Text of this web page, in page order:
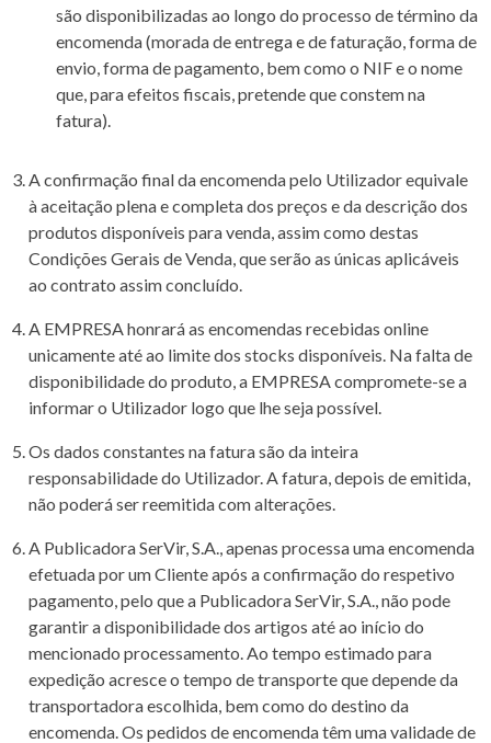
são disponibilizadas ao longo do processo de término da
encomenda (morada de entrega e de faturação, forma de
envio, forma de pagamento, bem como o NIF e o nome
que, para efeitos fiscais, pretende que constem na
fatura).
A confirmação final da encomenda pelo Utilizador equivale
à aceitação plena e completa dos preços e da descrição dos
produtos disponíveis para venda, assim como destas
Condições Gerais de Venda, que serão as únicas aplicáveis
ao contrato assim concluído.
A EMPRESA honrará as encomendas recebidas online
unicamente até ao limite dos stocks disponíveis. Na falta de
disponibilidade do produto, a EMPRESA compromete-se a
informar o Utilizador logo que lhe seja possível.
Os dados constantes na fatura são da inteira
responsabilidade do Utilizador. A fatura, depois de emitida,
não poderá ser reemitida com alterações.
A Publicadora SerVir, S.A., apenas processa uma encomenda
efetuada por um Cliente após a confirmação do respetivo
pagamento, pelo que a Publicadora SerVir, S.A., não pode
garantir a disponibilidade dos artigos até ao início do
mencionado processamento. Ao tempo estimado para
expedição acresce o tempo de transporte que depende da
transportadora escolhida, bem como do destino da
encomenda. Os pedidos de encomenda têm uma validade de